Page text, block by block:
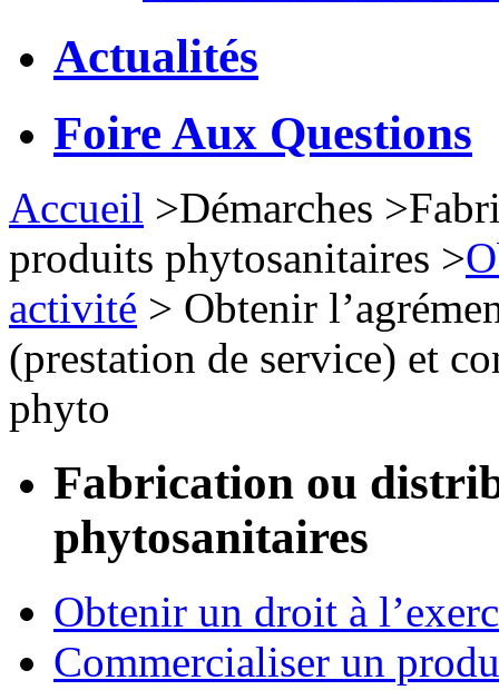
Actualités
Foire Aux Questions
Accueil >Démarches >
produits phytosanitaires >
activité > Obtenir
(prestation de service) et
phyto
Fabrication ou
phytosanitaires
Obtenir un droit à
Commercialiser un